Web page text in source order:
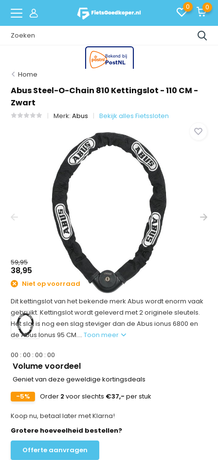
0 0
Home
Abus Steel-O-Chain 810 Kettingslot - 110 CM -
Zwart
Merk:Abus Bekijk alles Fietssloten
59,95
38,95
Niet op voorraad
Dit kettingslot van het bekende merk Abus wordt enorm vaak
gebruikt. Kettingslot wordt geleverd met 2 originele sleutels.
Het slot is nog een slag steviger dan de Abus ionus 6800 en
de Abus Ionus 95 CM....Toon meer
00 :00 :00 :00
Volume voordeel
Geniet van deze geweldige kortingsdeals
-5%
Order 2 voor slechts €37,- per stuk
Koop nu, betaal later met Klarna!
Grotere hoeveelheid bestellen?
Offerte aanvragen